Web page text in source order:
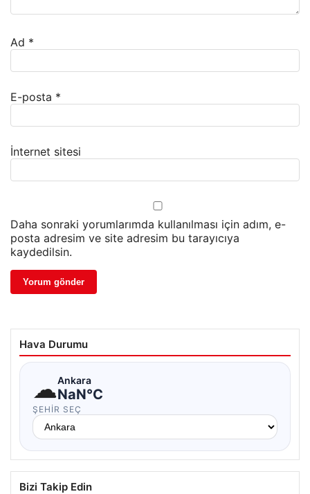
Ad *
E-posta *
İnternet sitesi
Daha sonraki yorumlarımda kullanılması için adım, e-
posta adresim ve site adresim bu tarayıcıya
kaydedilsin.
Hava Durumu
☁Ankara
NaN°C
ŞEHIR SEÇ
Bizi Takip Edin